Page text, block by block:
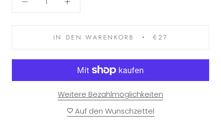
IN DEN WARENKORB €27
Weitere Bezahlmöglichkeiten
Auf den Wunschzettel